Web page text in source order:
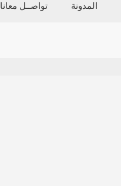
المدونة تواصــل معانا